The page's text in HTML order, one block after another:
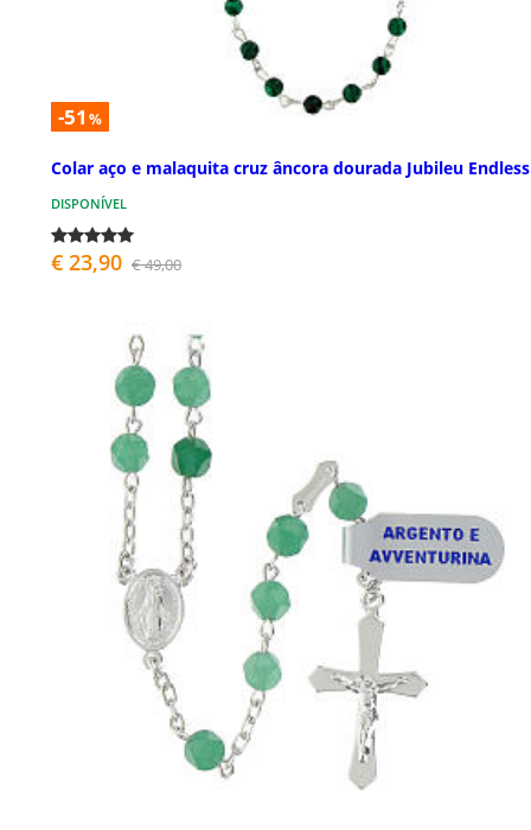
-51 %
Colar aço e malaquita cruz âncora dourada Jubileu Endless
DISPONÍVEL
€ 23,90 € 49,00